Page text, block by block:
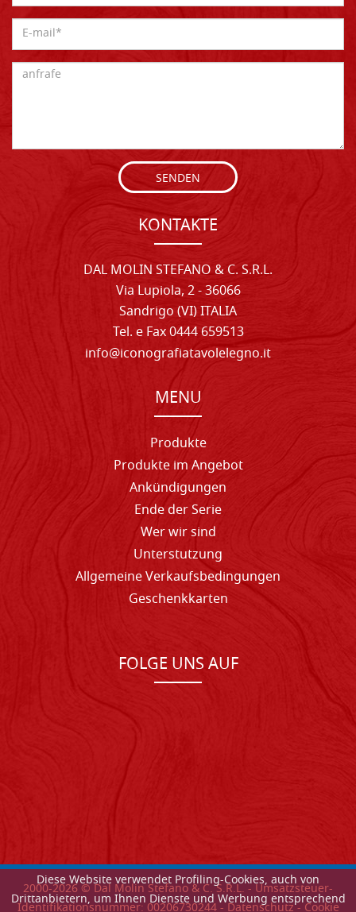
Diese Website verwendet Profiling-Cookies, auch von
Drittanbietern, um Ihnen Dienste und Werbung entsprechend
SENDEN
KONTAKTE
DAL MOLIN STEFANO & C. S.R.L.
Via Lupiola, 2 - 36066
Sandrigo (VI) ITALIA
Tel. e Fax 0444 659513
info@iconografiatavolelegno.it
MENU
Produkte
Produkte im Angebot
Ankündigungen
Ende der Serie
Wer wir sind
Unterstutzung
Allgemeine Verkaufsbedingungen
Geschenkkarten
FOLGE UNS AUF
2000-2026© Dal Molin Stefano & C. S.R.L. - Umsatzsteuer-
Identifikationsnummer: 00206730244 -Datenschutz-Cookie